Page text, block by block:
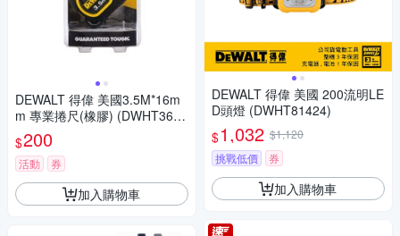
DEWALT 得偉 美國3.5M*16m
m 專業捲尺(橡膠) (DWHT3615
9L)
$200
活動 券
加入購物車
DEWALT 得偉 美國 200流明LE
D頭燈 (DWHT81424)
$1,032 $1,120
挑戰低價
券
加入購物車